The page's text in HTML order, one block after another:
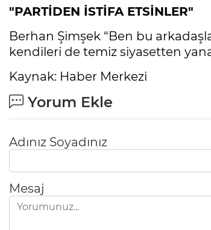
"PARTİDEN İSTİFA ETSİNLER"
Berhan Şimşek “Ben bu
kendileri de temiz siyasetten
Kaynak: Haber Merkezi
Yorum Ekle
Adınız Soyadınız
Mesaj